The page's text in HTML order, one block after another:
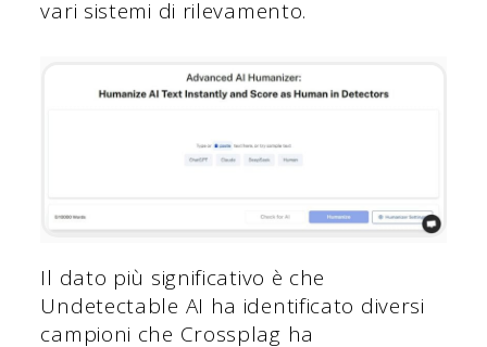
vari sistemi di rilevamento.
Il dato più significativo è che
Undetectable AI ha identificato diversi
campioni che Crossplag ha